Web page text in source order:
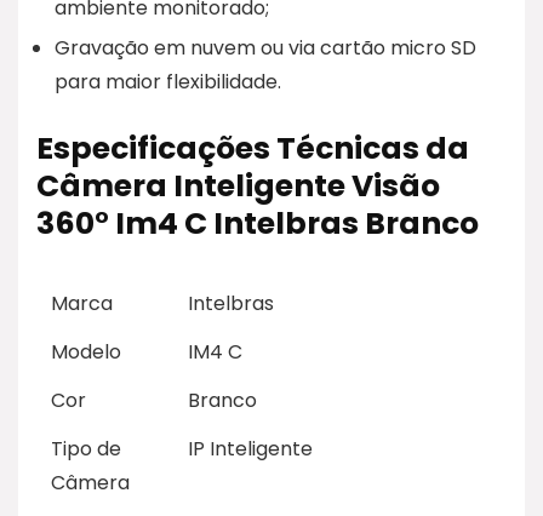
ambiente monitorado;
Gravação em nuvem ou via cartão micro SD
para maior flexibilidade.
Especificações Técnicas da
Câmera Inteligente Visão
360° Im4 C Intelbras Branco
Marca
Intelbras
Modelo
IM4 C
Cor
Branco
Tipo de
Câmera
IP Inteligente